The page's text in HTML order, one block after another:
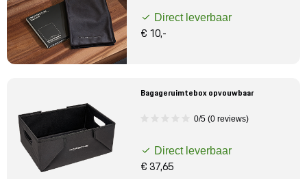
Direct leverbaar
€ 10,-
Bagageruimtebox opvouwbaar
0/5 (0 reviews)
Direct leverbaar
€ 37,65